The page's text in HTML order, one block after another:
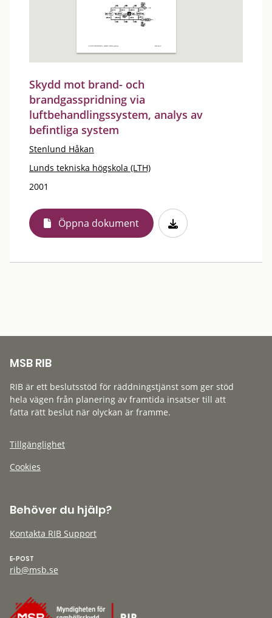
Skydd mot brand- och
brandgasspridning via
luftbehandlingssystem, analys av
befintliga system
Stenlund Håkan
Lunds tekniska högskola (LTH)
2001
Öppna dokument
MSB RIB
RIB är ett beslutsstöd för räddningstjänst som ger stöd
hela vägen från planering av framtida insatser till att
fatta rätt beslut när olyckan är framme.
Tillgänglighet
Cookies
Behöver du hjälp?
Kontakta RIB Support
E-POST
rib@msb.se